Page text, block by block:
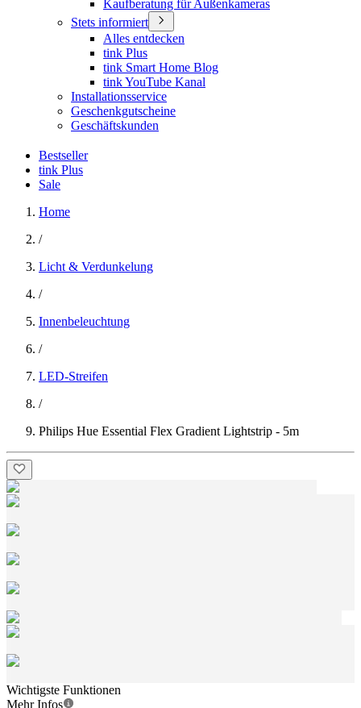
Kaufberatung für Außenkameras
Stets informiert
Alles entdecken
tink Plus
tink Smart Home Blog
tink YouTube Kanal
Installationsservice
Geschenkgutscheine
Geschäftskunden
Bestseller
tink Plus
Sale
Home
/
Licht & Verdunkelung
/
Innenbeleuchtung
/
LED-Streifen
/
Philips Hue Essential Flex Gradient Lightstrip - 5m
Wichtigste Funktionen
Mehr Infos